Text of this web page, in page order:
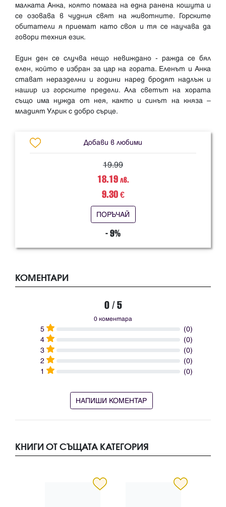
малката Анка, която помага на една ранена кошута и
се озовава в чудния свят на животните. Горските
обитатели я приемат като своя и тя се научава да
говори техния език.
Един ден се случва нещо невиждано - ражда се бял
елен, който е избран за цар на гората. Еленът и Анка
стават неразделни и години наред бродят надлъж и
нашир из горските предели. Ала светът на хората
също има нужда от нея, както и синът на княза –
Добави в любими
19.99
18.19лв.
9.30€
ПОРЪЧАЙ
- 9%
КОМЕНТАРИ
0 / 5
0 коментара
5
(0)
4
(0)
3
(0)
2
(0)
1
(0)
НАПИШИ КОМЕНТАР
КНИГИ ОТ СЪЩАТА КАТЕГОРИЯ